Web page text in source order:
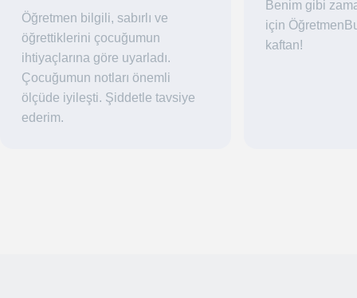
Öğretmen bilgili, sabırlı ve
öğrettiklerini çocuğumun
ihtiyaçlarına göre uyarladı.
Çocuğumun notları önemli
ölçüde iyileşti. Şiddetle tavsiye
ederim.
Benim gibi
için
kaftan!